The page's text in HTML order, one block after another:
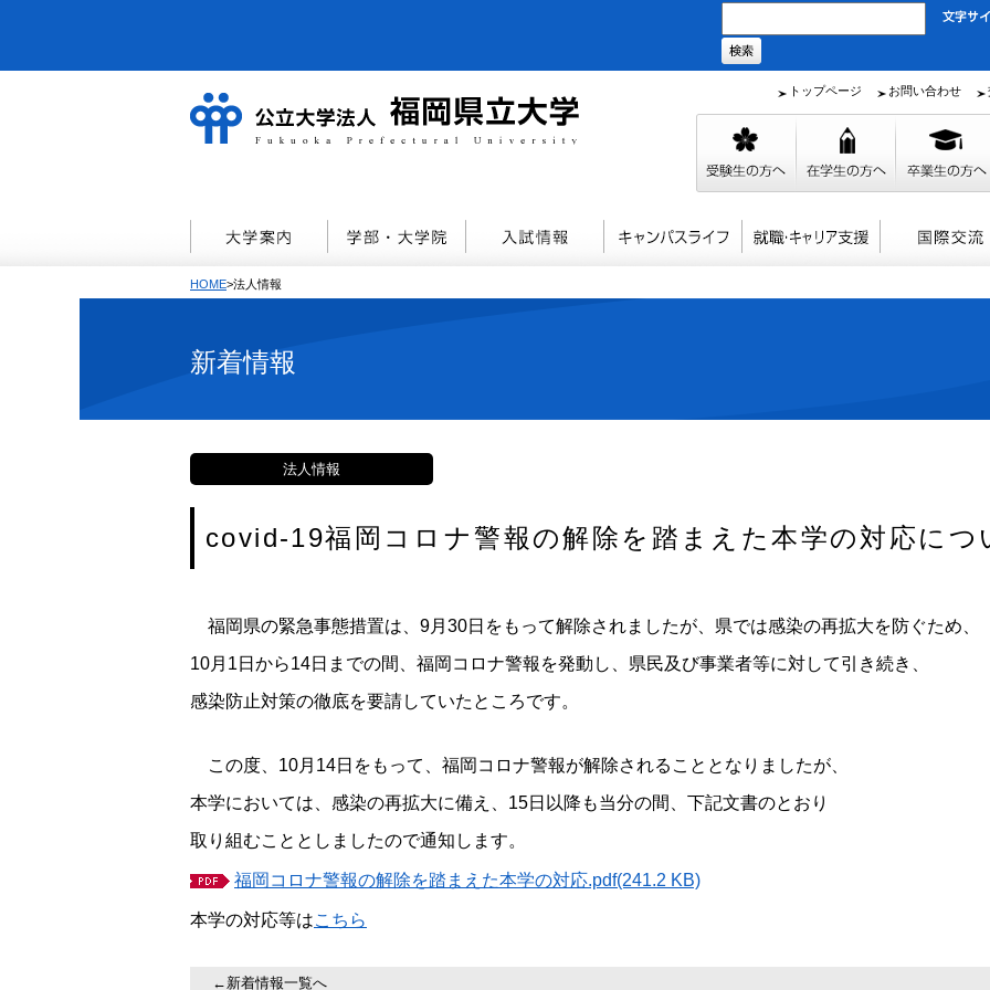
トップページ お問い合わせ
HOME>法人情報
新着情報
法人情報
covid-19福岡コロナ警報の解除を踏まえた本学の対応につ
福岡県の緊急事態措置は、9月30日をもって解除されましたが、県では感染の再拡大を防ぐため、
10月1日から14日までの間、福岡コロナ警報を発動し、県民及び事業者等に対して引き続き、
感染防止対策の徹底を要請していたところです。
この度、10月14日をもって、福岡コロナ警報が解除されることとなりましたが、
本学においては、感染の再拡大に備え、15日以降も当分の間、下記文書のとおり
取り組むこととしましたので通知します。
福岡コロナ警報の解除を踏まえた本学の対応.pdf(241.2 KB)
本学の対応等はこちら
←新着情報一覧へ